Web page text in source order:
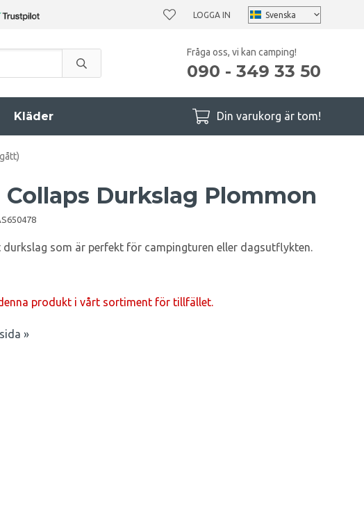
LOGGA IN
Fråga oss, vi kan camping!
090 - 349 33 50
Kläder Din varukorg är tom!
Durkslag Plommon
som är perfekt för campingturen eller dagsutflykten.
produkt i vårt sortiment för tillfället.
»